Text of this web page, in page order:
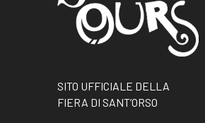
SITO UFFICIALE DELLA
FIERA DI SANT’ORSO